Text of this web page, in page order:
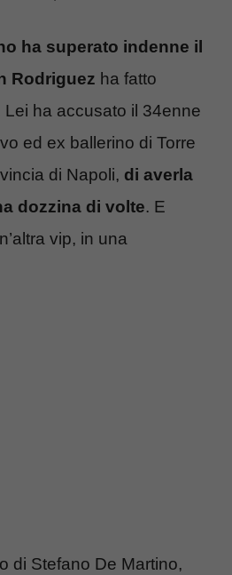
ha superato indenne il
Rodriguez ha fatto
Lei ha accusato il 34enne
ed ex ballerino di Torre
di Napoli, di averla
dozzina di volte. E
vip, in una
di Stefano De Martino,